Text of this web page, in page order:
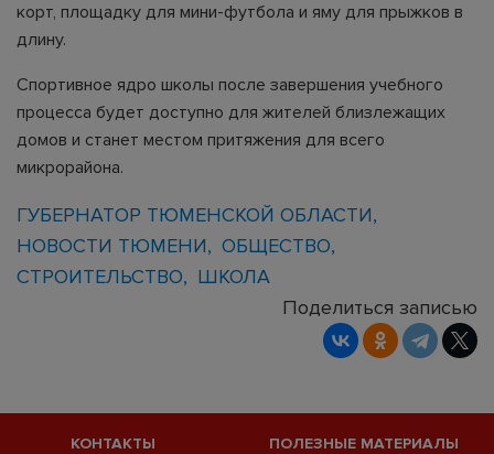
корт, площадку для мини-футбола и яму для прыжков в
длину.
Спортивное ядро школы после завершения учебного
процесса будет доступно для жителей близлежащих
домов и станет местом притяжения для всего
микрорайона.
ГУБЕРНАТОР ТЮМЕНСКОЙ ОБЛАСТИ
НОВОСТИ ТЮМЕНИ
ОБЩЕСТВО
СТРОИТЕЛЬСТВО
ШКОЛА
Поделиться записью
КОНТАКТЫ ПОЛЕЗНЫЕ МАТЕРИАЛЫ